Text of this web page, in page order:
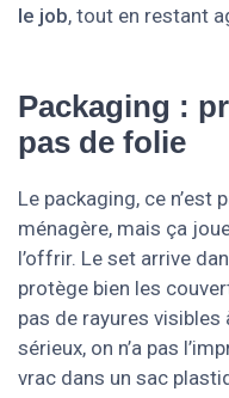
le job, tout en restant
Packaging :
pas de folie
Le packaging, ce n’est
ménagère, mais ça
l’offrir. Le set arrive
protège bien les
pas de rayures visibles
sérieux, on n’a pas
vrac dans un sac